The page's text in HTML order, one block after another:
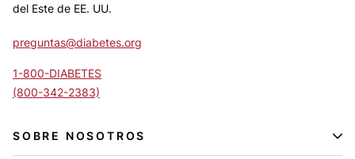
del Este de EE. UU.
preguntas@diabetes.org
1-800-DIABETES
(800-342-2383)
SOBRE NOSOTROS